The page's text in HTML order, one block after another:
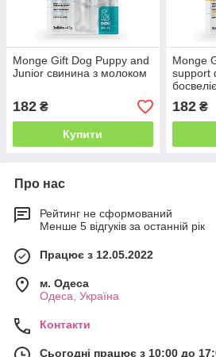
Monge Gift Dog Puppy and
Junior свинина з молоком
182 ₴
Купити
Monge
support
182₴
Про нас
Рейтинг не сформований
Менше 5 відгуків за останній рік
Працює з 12.05.2022
м. Одеса
Одеса, Україна
Контакти
Сьогодні працює з 10:00 до